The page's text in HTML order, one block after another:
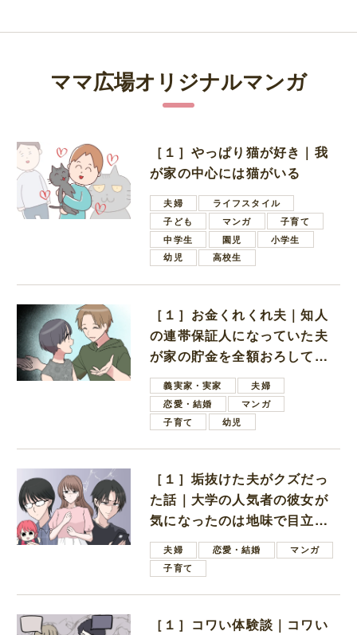
ママ広場オリジナルマンガ
［１］やっぱり猫が好き｜我
が家の中心には猫がいる
夫婦
ライフスタイル
子ども
マンガ
子育て
中学生
園児
小学生
幼児
高校生
［１］お金くれくれ夫｜知人
の連帯保証人になっていた夫
が家の貯金を全額おろしてほ
しいと言ってきた
義実家・実家
夫婦
恋愛・結婚
マンガ
子育て
幼児
［１］垢抜けた夫がクズだっ
た話｜大学の人気者の彼女が
気になったのは地味で目立た
ない男子学生
夫婦 恋愛・結婚
マンガ
子育て
［１］コワい体験談｜コワい